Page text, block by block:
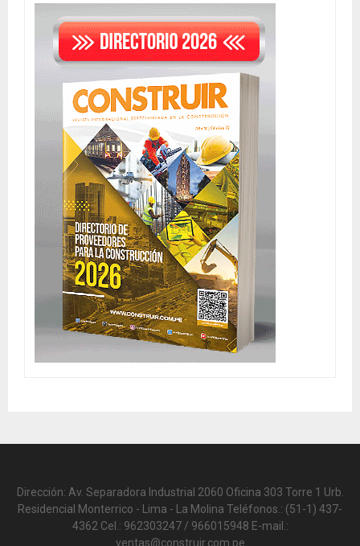
Dirección: Av. Separadora Industrial 2060 Oficina 303 Torre 1 Urb.
Residencial Monterrico - Lima - La Molina Teléfonos.: (51-1) 437-
4362 Cel.: 962303247 / 966015948 E-mail.:
ventas@construir.com.pe